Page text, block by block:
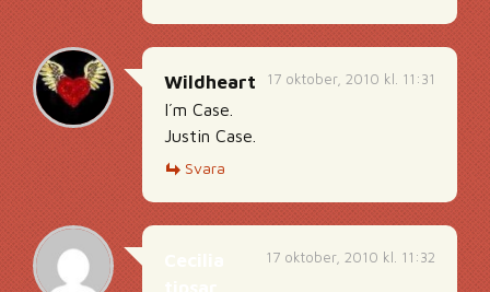
17 oktober, 2010 kl. 11:31
Wildheart
I´m Case.
Justin Case.
Svara
17 oktober, 2010 kl. 11:32